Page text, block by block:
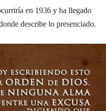
en 1936 y ha llegado
describe lo presenciado.